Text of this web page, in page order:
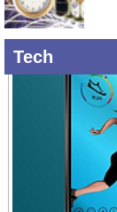
Tech